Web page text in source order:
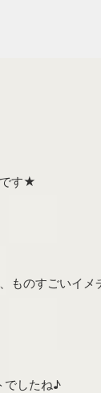
です★
のすごいイ
でしたね♪